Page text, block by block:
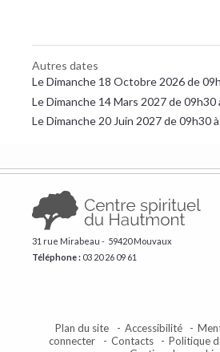
Autres dates
Le Dimanche 18 Octobre 2026 de
Le Dimanche 14 Mars 2027 de 09h30
Le Dimanche 20 Juin 2027 de 09h30
31 rue Mirabeau - 59420 Mouvaux
Téléphone : ​03 20 26 09 61
Plan du site Accessibilité
connecter
Contacts
Politique